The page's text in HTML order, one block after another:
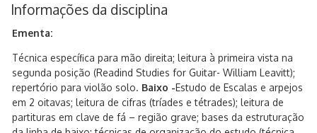
Informações da disciplina
Ementa:
Técnica especíﬁca para mão direita; leitura à primeira vista na
segunda posição (Readind Studies for Guitar- William Leavitt);
repertório para violão solo. Baixo -Estudo de Escalas e arpejos
em 2 oitavas; leitura de cifras (tríades e tétrades); leitura de
partituras em clave de fá – região grave; bases da estruturação